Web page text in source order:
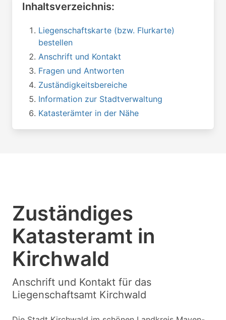
Inhaltsverzeichnis:
Liegenschaftskarte (bzw. Flurkarte)
bestellen
Anschrift und Kontakt
Fragen und Antworten
Zuständigkeitsbereiche
Information zur Stadtverwaltung
Katasterämter in der Nähe
Zuständiges
Katasteramt in
Kirchwald
Anschrift und Kontakt für das
Liegenschaftsamt Kirchwald